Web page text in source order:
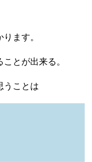
ます。
とが出来る。
うことは